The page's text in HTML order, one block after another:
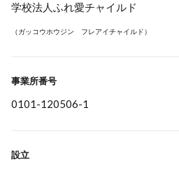
学校法人ふれ愛チャイルド
（ガッコウホウジン フレアイチャイルド）
事業所番号
0101-120506-1
設立